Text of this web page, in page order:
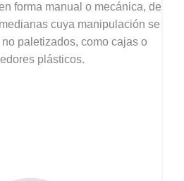
forma manual o mecánica, de
cuya manipulación se
paletizados, como cajas o
plásticos.